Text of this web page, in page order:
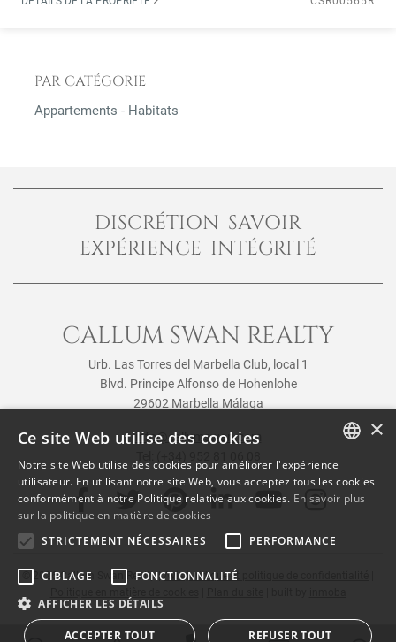
PAR CATÉGORIE
Appartements - Habitats
DISCRÉTION SAVOIR
EXPÉRIENCE INTÉGRITÉ
CALLUM SWAN REALTY
Urb. Las Torres del Marbella Club, local 1
Blvd. Principe Alfonso de Hohenlohe
29602 Marbella Málaga
info@callumswan.com
© 2026Callum Swan Realty|Avis juridique et politique de confidentialité
ENGLISH
SPANISH
FRENCH
×
Ce site Web utilise des cookies
Notre site Web utilise des cookies pour améliorer l'expérience
utilisateur. En utilisant notre site Web, vous acceptez tous les cookies
conformément à notre Politique relative aux cookies. En savoir plus
sur la politique en matière de cookies
STRICTEMENT NÉCESSAIRES
PERFORMANCE
CIBLAGE
FONCTIONNALITÉ
AFFICHER LES DÉTAILS
ACCEPTER TOUT REFUSER TOUT